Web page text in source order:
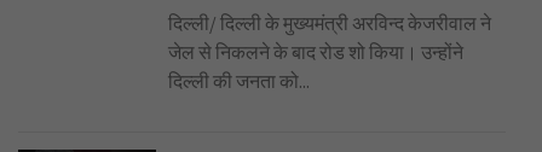
दिल्ली/ दिल्ली के मुख्यमंत्री अरविन्द केजरीवाल ने
जेल से निकलने के बाद रोड शो किया। उन्होंने
दिल्ली की जनता को...